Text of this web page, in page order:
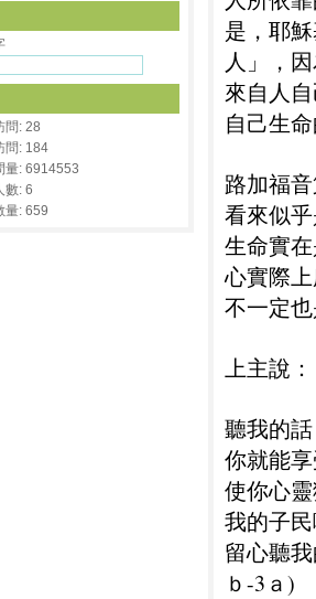
是，耶
人」，
來自人
自己生
路加福
看來似
生命實
心實際
不一定
上主說：
聽我的
你就能
使你心
我的子
留心聽
ｂ-3ａ)
問: 28
問: 184
量: 6914553
數: 6
量: 659